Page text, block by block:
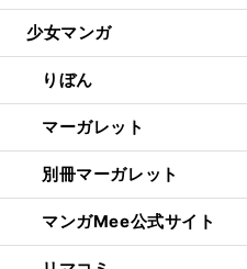
少女マンガ
りぼん
マーガレット
別冊マーガレット
マンガMee公式サイト